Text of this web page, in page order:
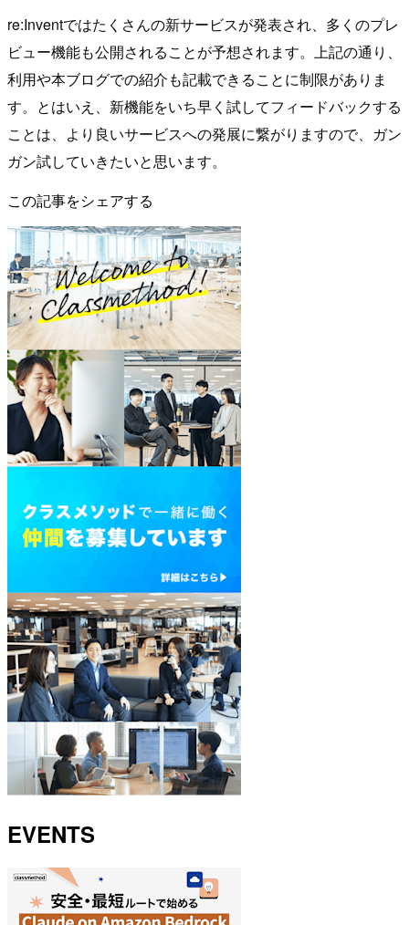
re:Inventではたくさんの新サービスが発表され、多くのプレ
ビュー機能も公開されることが予想されます。上記の通り、
利用や本ブログでの紹介も記載できることに制限がありま
す。とはいえ、新機能をいち早く試してフィードバックする
ことは、より良いサービスへの発展に繋がりますので、ガン
ガン試していきたいと思います。
この記事をシェアする
EVENTS